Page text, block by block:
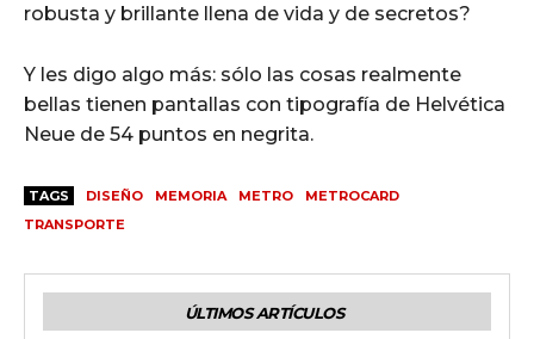
robusta y brillante llena de vida y de secretos?
Y les digo algo más: sólo las cosas realmente
bellas tienen pantallas con tipografía de Helvética
Neue de 54 puntos en negrita.
TAGS DISEÑO MEMORIA METRO
METROCARD
TRANSPORTE
ÚLTIMOS ARTÍCULOS